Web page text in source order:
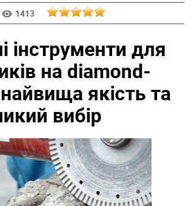
1413
інструменти для
на diamond-
якість та
вибір